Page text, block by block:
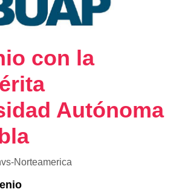
con la
Autónoma
Norteamerica